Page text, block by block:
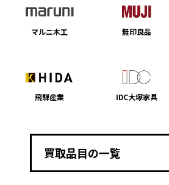
マルニ木工 無印良品
飛騨産業 IDC大塚家具
買取品目の一覧